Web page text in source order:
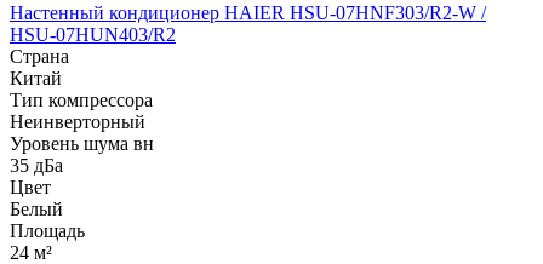
Настенный кондиционер HAIER HSU-07HNF303/R2-W /
HSU-07HUN403/R2
Страна
Китай
Тип компрессора
Неинверторный
Уровень шума вн
35 дБа
Цвет
Белый
Площадь
24 м²